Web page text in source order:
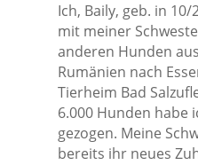
Ich, Baily, geb. in
mit meiner
anderen Hunden
Rumänien nach
Tierheim Bad
6.000 Hunden habe
gezogen. Meine
bereits ihr neues